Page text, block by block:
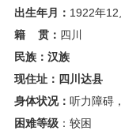
出生年月： 1922年12
籍
贯： 四川
民族：汉族
现住址：四川达县
身体状况： 听力障碍
困难等级：较